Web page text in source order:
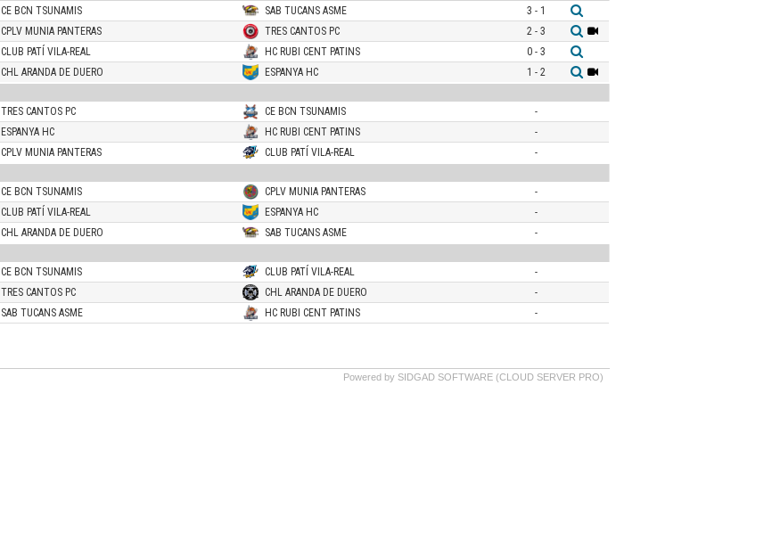
CE BCN TSUNAMIS SAB TUCANS ASME
3 - 1
CPLV MUNIA PANTERAS TRES CANTOS PC
2 - 3
CLUB PATÍ VILA-REAL HC RUBI CENT PATINS
0 - 3
CHL ARANDA DE DUERO ESPANYA HC
1 - 2
TRES CANTOS PC CE BCN TSUNAMIS
-
ESPANYA HC HC RUBI CENT PATINS
-
CPLV MUNIA PANTERAS CLUB PATÍ VILA-REAL
-
CE BCN TSUNAMIS CPLV MUNIA PANTERAS
-
CLUB PATÍ VILA-REAL ESPANYA HC
-
CHL ARANDA DE DUERO SAB TUCANS ASME
-
CE BCN TSUNAMIS CLUB PATÍ VILA-REAL
-
TRES CANTOS PC CHL ARANDA DE DUERO
-
SAB TUCANS ASME HC RUBI CENT PATINS -
Powered by SIDGAD SOFTWARE (CLOUD SERVER PRO)